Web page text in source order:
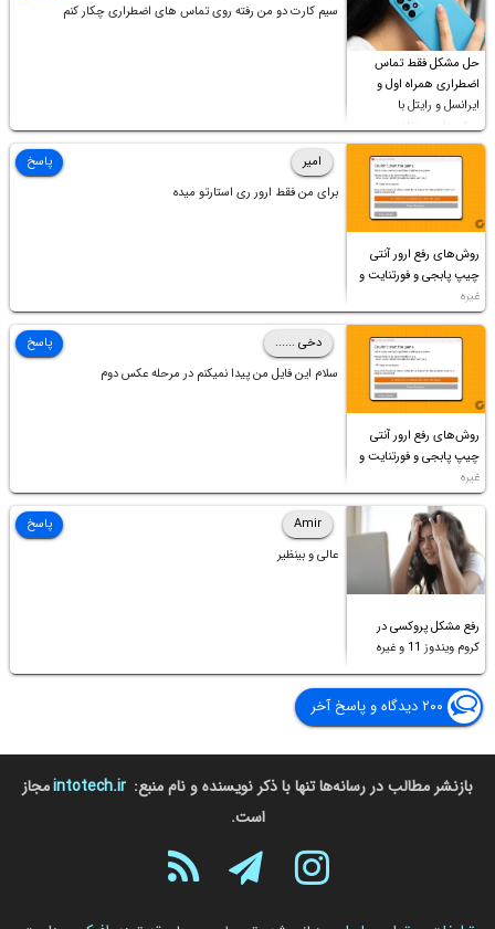
حل مشکل فقط تماس
اضطراری همراه اول و
ایرانسل و رایتل با
روش‌های مختلف
سیم کارت دو من رفته روی تماس های اضطراری چکار کنم
روش‌های رفع ارور آنتی
چیپ پابجی و فورتنایت و
غیره
امیر
برای من فقط ارور ری استارتو میده
پاسخ
روش‌های رفع ارور آنتی
چیپ پابجی و فورتنایت و
غیره
دخی ......
سلام این فایل من پیدا نمیکنم در مرحله عکس دوم
پاسخ
رفع مشکل پروکسی در
کروم ویندوز 11 و غیره
Amir
عالی و بینظیر
پاسخ
۲۰۰ دیدگاه و پاسخ آخر
بازنشر مطالب در رسانه‌ها تنها با ذکر نویسنده و نام منبع: intotech.irمجاز
است.